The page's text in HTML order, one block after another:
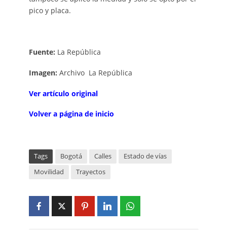
pico y placa.
Fuente: La República
Imagen: Archivo La República
Ver artículo original
Volver a página de inicio
Tags Bogotá Calles
Estado de vías
Movilidad
Trayectos